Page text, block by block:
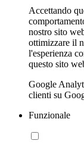
Accettando
nostro sito
ottimizzare il
l'esperienza
questo sito
Google
clienti su
Funzionale